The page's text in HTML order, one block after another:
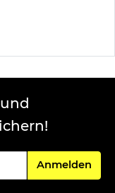
Für den
Anmelden